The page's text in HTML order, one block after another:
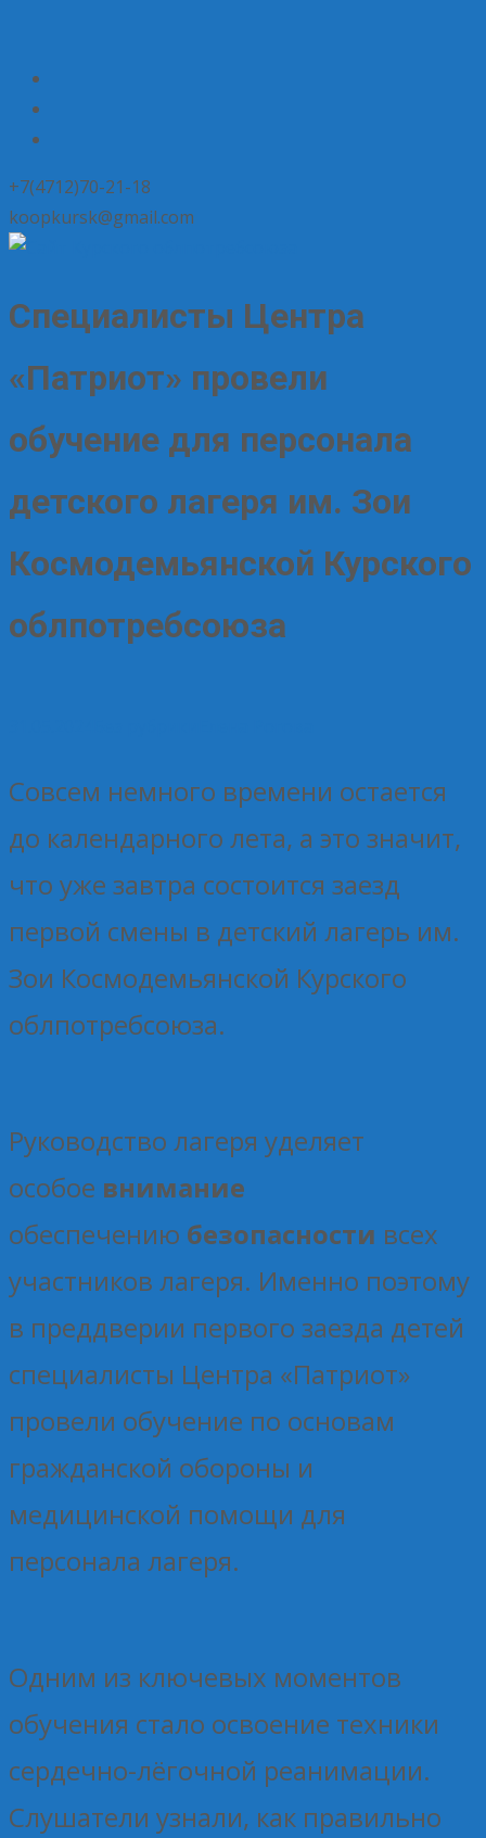
+7(4712)70-21-18
koopkursk@gmail.com
Специалисты Центра
«Патриот» провели
обучение для персонала
детского лагеря им. Зои
Космодемьянской Курского
облпотребсоюза
Совсем немного времени остается
до календарного лета, а это значит,
что уже завтра состоится заезд
первой смены в детский лагерь им.
Зои Космодемьянской Курского
облпотребсоюза.
Руководство лагеря уделяет
особое внимание
обеспечению безопасности всех
участников лагеря. Именно поэтому
в преддверии первого заезда детей
специалисты Центра «Патриот»
провели обучение по основам
гражданской обороны и
медицинской помощи для
персонала лагеря.
Одним из ключевых моментов
обучения стало освоение техники
сердечно-лёгочной реанимации.
Слушатели узнали, как правильно